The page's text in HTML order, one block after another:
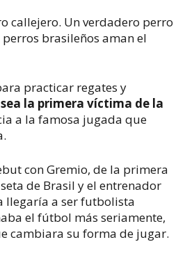
callejero. Un verdadero perro
brasileños aman el
practicar regates y
la primera víctima de la
a la famosa jugada que
con Gremio, de la primera
de Brasil y el entrenador
llegaría a ser futbolista
el fútbol más seriamente,
cambiara su forma de jugar.